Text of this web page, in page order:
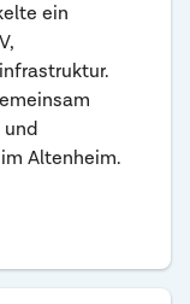
ein
Altenheim.